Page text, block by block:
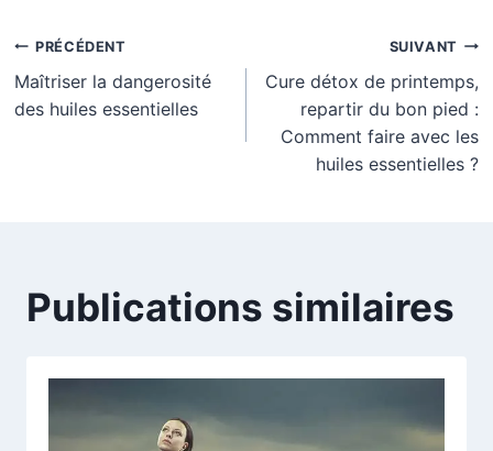
Navigation
de
PRÉCÉDENT
Maîtriser la dangerosité
des huiles essentielles
SUIVANT
Cure détox de printemps,
repartir du bon pied :
Comment faire avec les
huiles essentielles ?
Publications similaires